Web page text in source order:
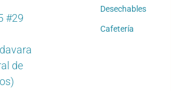
#29
de
Desechables
Cafetería